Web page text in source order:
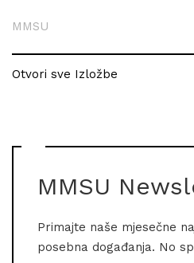
MMSU
Otvori sve Izložbe
MMSU
Primajte naše mjesečne
posebna događanja. No